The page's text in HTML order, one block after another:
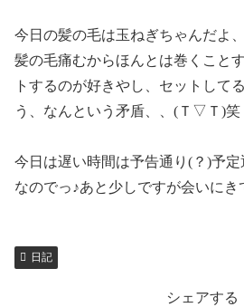
今日の髪の毛は玉ねぎちゃんだよ
髪の毛痛むからほんとは巻くこと
トするのが好きやし、セットして
う、なんという矛盾、、(Ｔ▽Ｔ)笑
今日は遅い時間は予告通り(？)予定
なのでっ♪あと少しですが会いに
日記
シェアする